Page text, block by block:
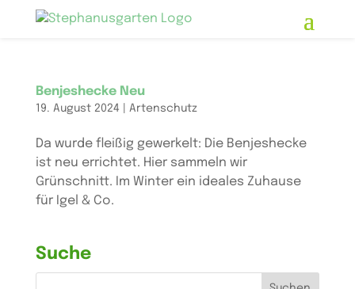
Benjeshecke Neu
19. August 2024 Artenschutz
Da wurde fleißig gewerkelt: Die Benjeshecke
ist neu errichtet. Hier sammeln wir
Grünschnitt. Im Winter ein ideales Zuhause
für Igel & Co.
Suche